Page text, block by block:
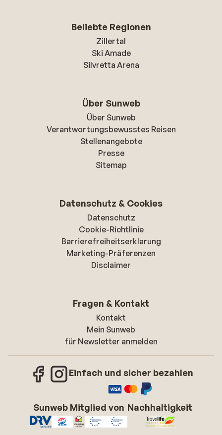
Beliebte Regionen
Zillertal
Ski Amade
Silvretta Arena
Über Sunweb
Über Sunweb
Verantwortungsbewusstes Reisen
Stellenangebote
Presse
Sitemap
Datenschutz & Cookies
Datenschutz
Cookie-Richtlinie
Barrierefreiheitserklarung
Marketing-Präferenzen
Disclaimer
Fragen & Kontakt
Kontakt
Mein Sunweb
für Newsletter anmelden
Einfach und sicher bezahlen
Sunweb Mitglied von Nachhaltigkeit